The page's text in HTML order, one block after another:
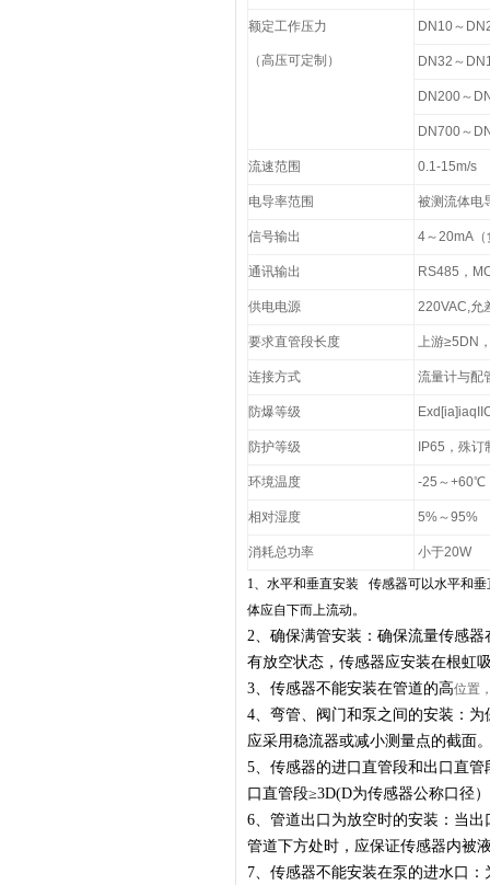
额定工作压力
（高压可定制）
DN10～
DN32～
DN200～
DN700～
流速范围 0.1-15m/s
电导率范围 被测流体电
信号输出 4～20mA
通讯输出 RS485，
供电电源 220VAC,允
要求直管段长度 上游≥5DN
连接方式 流量计与配
防爆等级
防护等级 IP65，殊
环境温度 -25～+60℃
相对湿度 5%～95%
消耗总功率 小于20W
1、水平和垂直安装 传感器可以水平和
体应自下而上流动。
2、 确保满管安装：确保流量传感
有放空状态，传感器应安装在根虹
3、 传感器不能安装在管道的高位置
4、 弯管、阀门和泵之间的安装：
应采用稳流器或减小测量点的截面
5、 传感器的进口直管段和出口直
口直管段≥3D(D为传感器公称口径
6、 管道出口为放空时的安装：当
管道下方处时，应保证传感器内被
7、 传感器不能安装在泵的进水口